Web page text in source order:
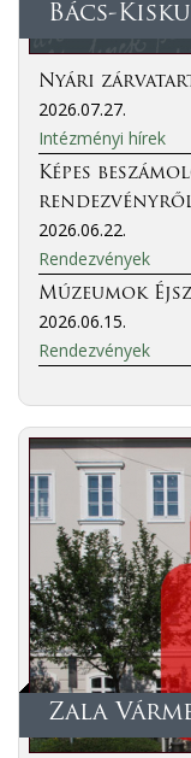
Bács-
Nyári
2026.07.27.
Intézményi hírek
Képes
2026.06.22.
Rendezvények
Múzeumok
2026.06.15.
Rendezvények
Zala